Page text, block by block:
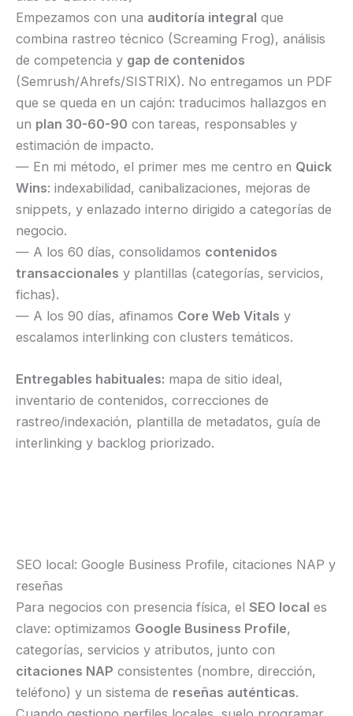
Empezamos con una auditoría integral que
combina rastreo técnico (Screaming Frog), análisis
de competencia y gap de contenidos
(Semrush/Ahrefs/SISTRIX). No entregamos un PDF
que se queda en un cajón: traducimos hallazgos en
un plan 30-60-90 con tareas, responsables y
estimación de impacto.
— En mi método, el primer mes me centro en Quick
Wins: indexabilidad, canibalizaciones, mejoras de
snippets, y enlazado interno dirigido a categorías de
negocio.
— A los 60 días, consolidamos contenidos
transaccionales y plantillas (categorías, servicios,
fichas).
— A los 90 días, afinamos Core Web Vitals y
escalamos interlinking con clusters temáticos.
Entregables habituales: mapa de sitio ideal,
inventario de contenidos, correcciones de
rastreo/indexación, plantilla de metadatos, guía de
interlinking y backlog priorizado.
SEO local: Google Business Profile, citaciones NAP y
reseñas
Para negocios con presencia física, el SEO local es
clave: optimizamos Google Business Profile,
categorías, servicios y atributos, junto con
citaciones NAP consistentes (nombre, dirección,
teléfono) y un sistema de reseñas auténticas.